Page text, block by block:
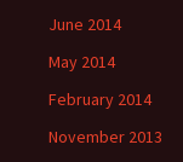
June 2014
May 2014
February 2014
November 2013